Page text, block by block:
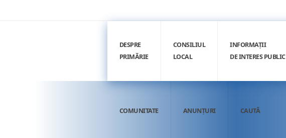
DESPRE
PRIMĂRIE
CONSILIUL
LOCAL
INFORMAȚII
DE INTERES PUBLIC
COMUNITATE ANUNȚURI CAUTĂ